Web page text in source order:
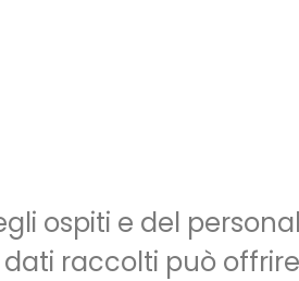
ospiti e del
raccolti può offrire